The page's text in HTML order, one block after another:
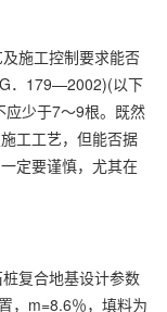
施工控制要求能否
．179—2002)(以下
少于7～9根。既然
工工艺，但能否据
定要谨慎，尤其在
复合地基设计参数
，m=8.6％，填料为